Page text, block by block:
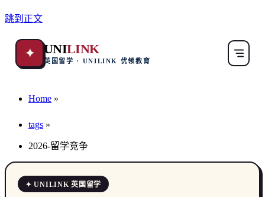
跳到正文
✦ UNILINK
英国留学 · UNILINK 优领教育
Home »
tags »
2026-留学竞争
✦ UNILINK 英国留学